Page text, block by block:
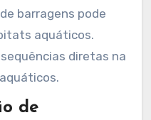
barragens pode
aquáticos.
diretas na
de